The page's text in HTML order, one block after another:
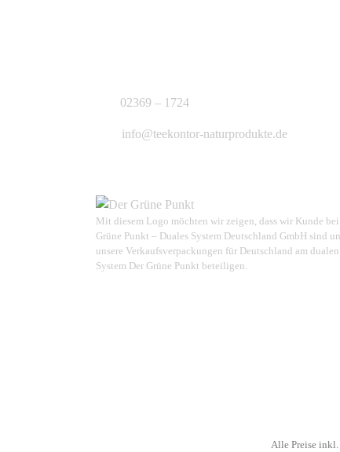
02369 – 1724
info@teekontor-naturprodukte.de
Mit diesem Logo möchten wir zeigen, dass wir Kunde
Grüne Punkt – Duales System Deutschland GmbH sind
unsere Verkaufsverpackungen für Deutschland am dualen
System Der Grüne Punkt beteiligen.
Alle Preise